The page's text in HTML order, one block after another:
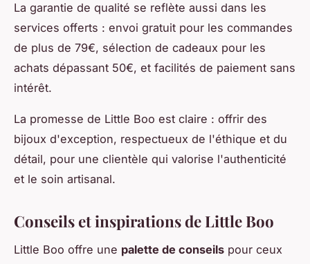
La garantie de qualité se reflète aussi dans les
services offerts : envoi gratuit pour les commandes
de plus de 79€, sélection de cadeaux pour les
achats dépassant 50€, et facilités de paiement sans
intérêt.
La promesse de Little Boo est claire : offrir des
bijoux d'exception, respectueux de l'éthique et du
détail, pour une clientèle qui valorise l'authenticité
et le soin artisanal.
Conseils et inspirations de Little Boo
Little Boo offre une palette de conseils pour ceux